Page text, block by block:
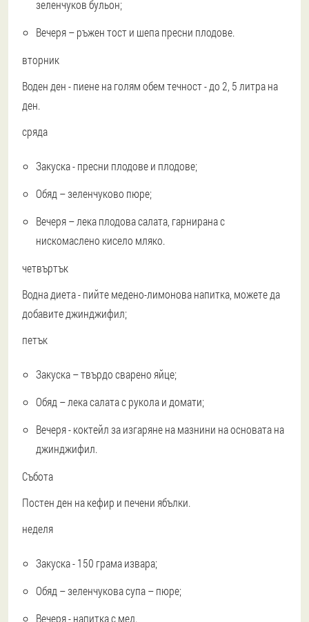
зеленчуков бульон;
Вечеря – ръжен тост и шепа пресни плодове.
вторник
Воден ден - пиене на голям обем течност - до 2, 5 литра на
ден.
сряда
Закуска - пресни плодове и плодове;
Обяд – зеленчуково пюре;
Вечеря – лека плодова салата, гарнирана с
нискомаслено кисело мляко.
четвъртък
Водна диета - пийте медено-лимонова напитка, можете да
добавите джинджифил;
петък
Закуска – твърдо сварено яйце;
Обяд – лека салата с рукола и домати;
Вечеря - коктейл за изгаряне на мазнини на основата на
джинджифил.
Събота
Постен ден на кефир и печени ябълки.
неделя
Закуска - 150 грама извара;
Обяд – зеленчукова супа – пюре;
Вечеря - напитка с мед.